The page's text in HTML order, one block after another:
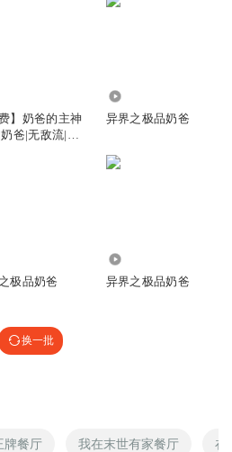
棒棒哒！希望能一直保持爆更，加油
费】奶爸的主神
爸|无敌流|神
异界之极品奶爸
极品奶爸 异界之极品奶爸
换一批
牌餐厅 我在末世有家餐厅 在